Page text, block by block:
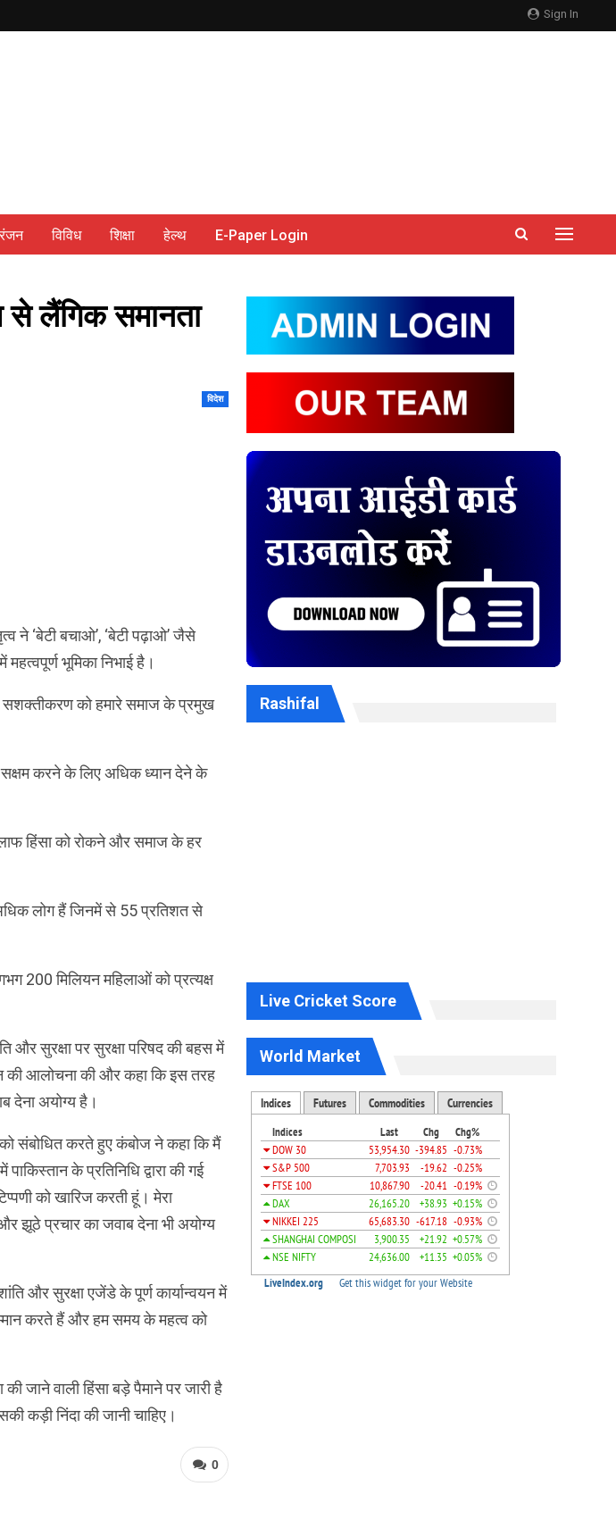
Sign In
विविध शिक्षा हेल्थ E-Paper Login
से लैंगिक समानता
विदेश
ने ‘बेटी बचाओ’, ‘बेटी पढ़ाओ’ जैसे
भूमिका निभाई है।
सशक्तीकरण को हमारे समाज के प्रमुख
सक्षम करने के लिए अधिक ध्यान देने के
हिंसा को रोकने और समाज के हर
लोग हैं जिनमें से 55 प्रतिशत से
200 मिलियन महिलाओं को प्रत्यक्ष
और सुरक्षा पर सुरक्षा परिषद की बहस में
की आलोचना की और कहा कि इस तरह
देना अयोग्य है।
को संबोधित करते हुए कंबोज ने कहा कि मैं
के प्रतिनिधि द्वारा की गई
को खारिज करती हूं। मेरा
झूठे प्रचार का जवाब देना भी अयोग्य
और सुरक्षा एजेंडे के पूर्ण कार्यान्वयन में
करते हैं और हम समय के महत्व को
जाने वाली हिंसा बड़े पैमाने पर जारी है
कड़ी निंदा की जानी चाहिए।
0
Rashifal
Live Cricket Score
World Market